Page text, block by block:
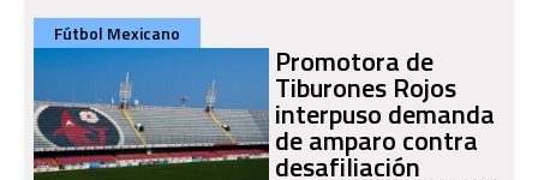
Fútbol Mexicano
Promotora de
Tiburones Rojos
interpuso demanda
de amparo contra
desafiliación